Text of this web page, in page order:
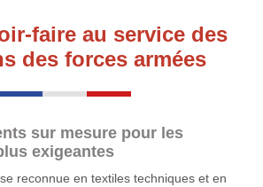
faire au service des
des forces armées
sur mesure pour les
exigeantes
reconnue en textiles techniques et en